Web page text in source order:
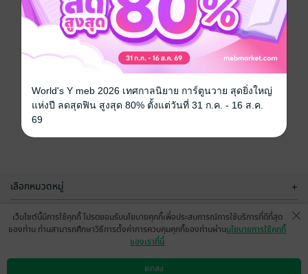
เลือกหมวดหมู่ +
บริการช่วยเหลือ +
เว็บไซต์นี้มีการใช้คุกกี้ โปรดยอมรับนโยบายคุกกี้เพื่อประสบการณ์การใช้บริการที่ดีที่สุด
ของท่าน ท่านสามารถศึกษาวิธีการตั้งค่าการควบคุมคุกกี้ของท่านผ่านนโยบายการใช้คุกกี้
ของเราที่นี่
ตกลง
World's Y meb 2026 เทศกาลนิยาย การ์ตูนวาย สุดยิ่งใหญ่
แห่งปี ลดสุดฟิน สูงสุด 80% ตั้งแต่วันที่ 31 ก.ค. - 16 ส.ค.
69